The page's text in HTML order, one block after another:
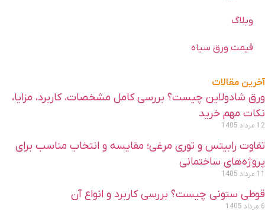
وبلاگ
قیمت ورق سیاه
مقالات
شادولاین چیست؟ بررسی کامل مشخصات، کاربرد، مزایا،
مهم خرید
1405
رابیتس و توری مرغی؛ مقایسه و انتخاب مناسب برای
ساختمانی
1405
ستونی چیست؟ بررسی کاربرد و انواع آن
1405